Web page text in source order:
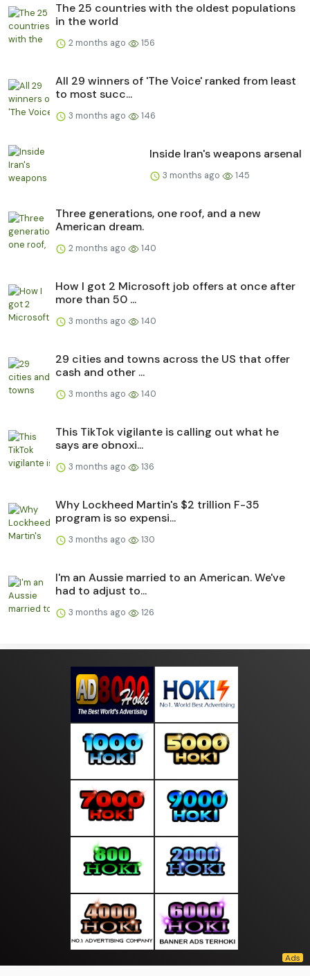
The 25 countries with the oldest populations
in the world
2 months ago 156
All 29 winners of 'The Voice' ranked from least
to most succ...
3 months ago 146
Inside Iran's weapons arsenal
3 months ago 145
Three generations, one roof, and a new
American dream.
2 months ago 140
How I got 2 Microsoft job offers at once after
more than 50 ...
3 months ago 140
29 cities and towns across the US that offer
cash and other ...
3 months ago 140
This TikTok vigilante is calling out what he
says are obnoxi...
3 months ago 136
Why Lockheed Martin's $2 trillion F-35
program is so expensi...
3 months ago 130
I'm an Aussie married to an American. We've
had to adjust to...
3 months ago 126